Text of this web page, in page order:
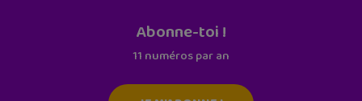
Abonne-toi !
11 numéros par an